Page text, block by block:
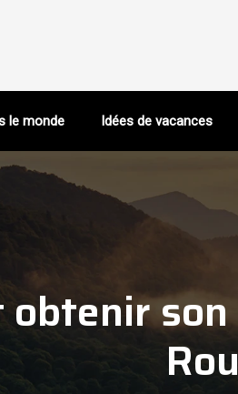
le monde Idées de vacances
obtenir